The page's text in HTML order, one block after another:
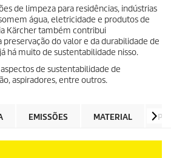
de limpeza para residências, indústrias
água, eletricidade e produtos de
Kärcher também contribui
do valor e da durabilidade de
há muito de sustentabilidade nisso.
de sustentabilidade de
aspiradores, entre outros.
EMISSÕES MATERIAL